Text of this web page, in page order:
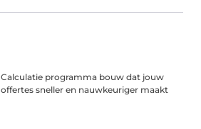
Calculatie programma bouw dat jouw
offertes sneller en nauwkeuriger maakt